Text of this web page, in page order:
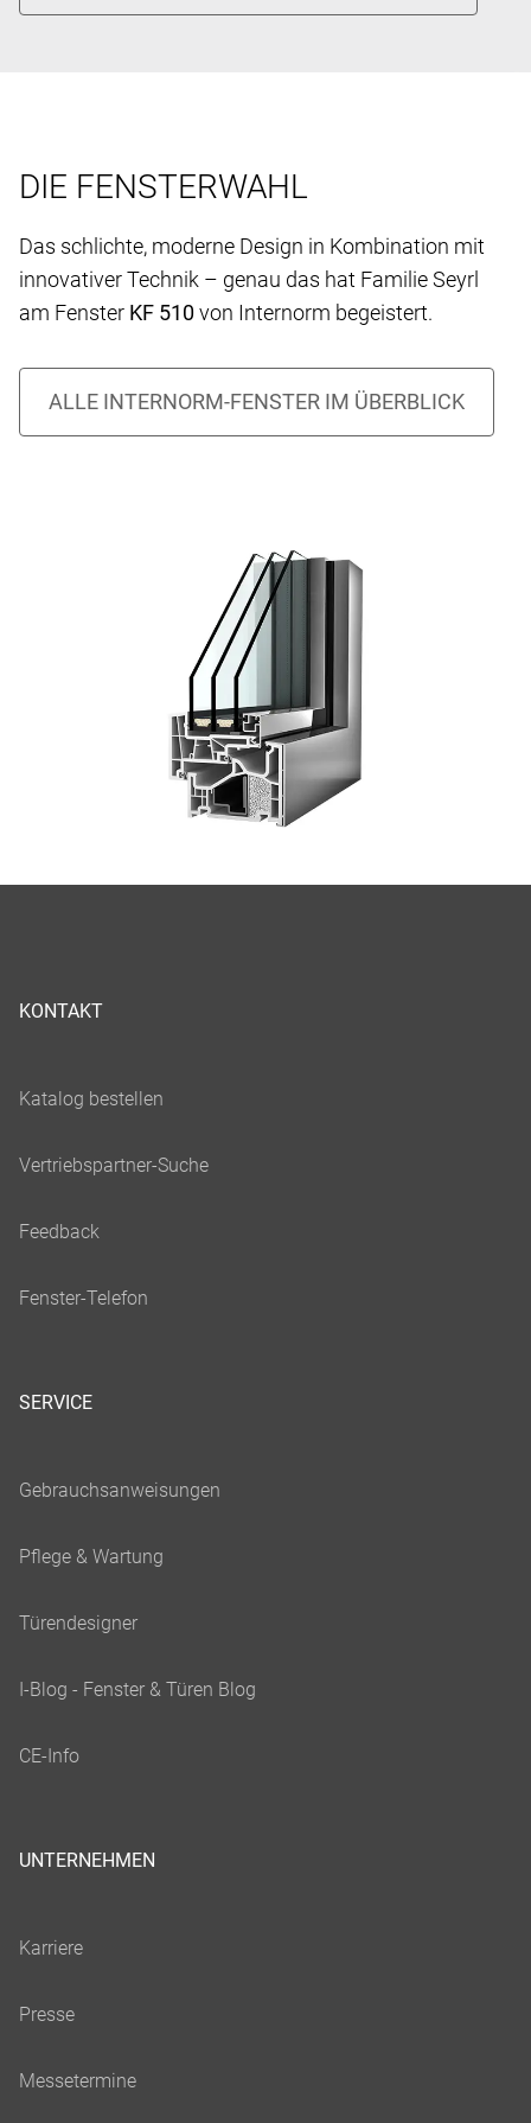
DIE FENSTERWAHL
Das schlichte, moderne Design in Kombination mit
innovativer Technik – genau das hat Familie Seyrl
am Fenster KF 510von Internorm begeistert.
KONTAKT
SERVICE
UNTERNEHMEN